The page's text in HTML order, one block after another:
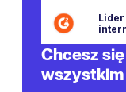
Lider
Chcesz